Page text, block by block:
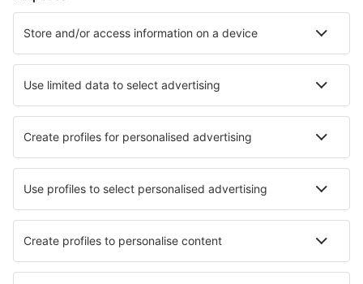
Ixtepec Airport (IZT)
Guaymas Jose Maria Yanez (GYM)
Acapulco Juan N. Álvarez (ACA)
Zacatecas General Leobardo C. Ruiz (ZCL)
Aguascalientes Jesus Teran Peredo (AGU)
Puerto Vallarta Licenciado Gustavo Diaz Ordaz
(PVR)
Loreto Intl Airport (LTO)
San Jose del Cabo Los Cabos (SJD)